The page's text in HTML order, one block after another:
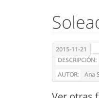
2015-11-21
DESCRIPCIÓN:
AUTOR:
Ana